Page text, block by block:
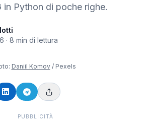
in Python di poche righe.
· 8 min di lettura
Daniil Komov/ Pexels
PUBBLICITÀ